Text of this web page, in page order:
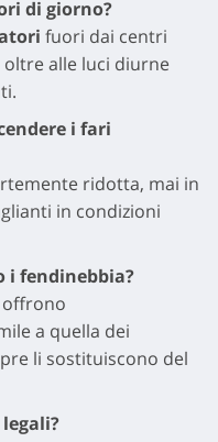
di giorno?
fuori dai centri
alle luci diurne
i fari
ridotta, mai in
in condizioni
i fendinebbia?
offrono
a quella dei
li sostituiscono del